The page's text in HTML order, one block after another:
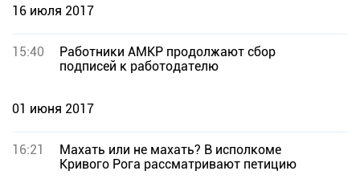
16 июля 2017
15:40
Работники АМКР продолжают сбор
подписей к работодателю
01 июня 2017
16:21
Махать или не махать? В исполкоме
Кривого Рога рассматривают петицию